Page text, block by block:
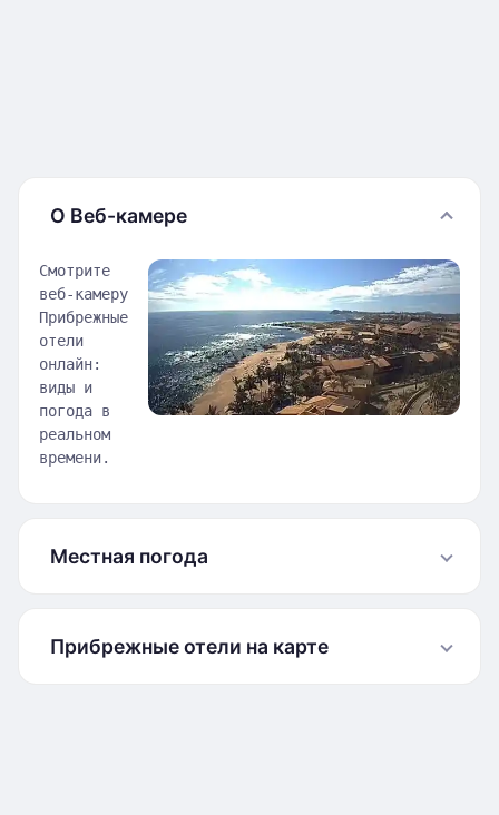
О Веб-камере
Смотрите
веб-камеру
Прибрежные
отели
онлайн:
виды и
погода в
реальном
времени.
Местная погода
Прибрежные отели на карте